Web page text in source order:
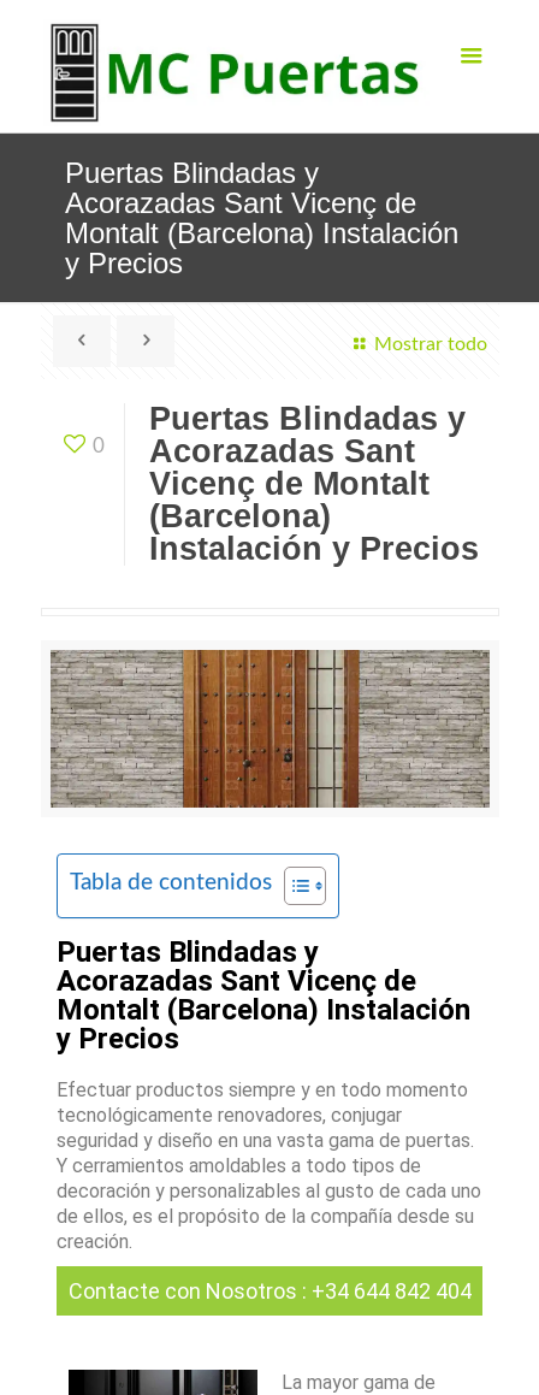
Puertas Blindadas y
Acorazadas Sant Vicenç de
Montalt (Barcelona) Instalación
y Precios
Mostrar todo
0
Puertas Blindadas y
Acorazadas Sant
Vicenç de Montalt
(Barcelona)
Instalación y Precios
Tabla de contenidos
Puertas Blindadas y
Acorazadas Sant Vicenç de
Montalt (Barcelona) Instalación
y Precios
Efectuar productos siempre y en todo momento
tecnológicamente renovadores, conjugar
seguridad y diseño en una vasta gama de puertas.
Y cerramientos amoldables a todo tipos de
decoración y personalizables al gusto de cada uno
de ellos, es el propósito de la compañía desde su
creación.
Contacte con Nosotros : +34 644 842 404
La mayor gama de